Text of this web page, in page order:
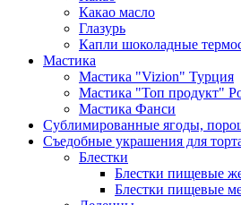
Какао масло
Глазурь
Капли шоколадные
Мастика
Мастика "Vizion" Турция
Мастика "Топ продукт"
Мастика Фанси
Сублимированные ягоды,
Съедобные украшения для
Блестки
Блестки пищевые
Блестки пищевые